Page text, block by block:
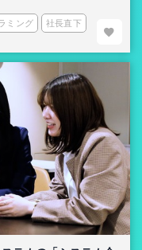
ミング 社長直下